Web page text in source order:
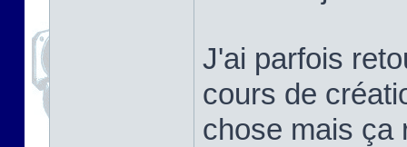
J'ai parfois
cours de
chose mais ça